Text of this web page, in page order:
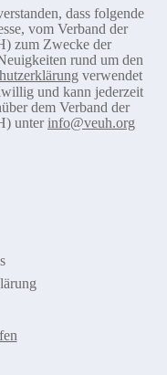
dass folgende
vom Verband der
zum Zwecke der
rund um den
verwendet
und kann jederzeit
dem Verband der
unterinfo@veuh.org